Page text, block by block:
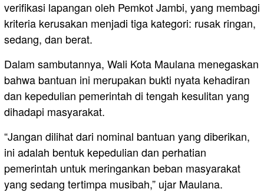
verifikasi lapangan oleh Pemkot Jambi, yang membagi
kriteria kerusakan menjadi tiga kategori: rusak ringan,
sedang, dan berat.
Dalam sambutannya, Wali Kota Maulana menegaskan
bahwa bantuan ini merupakan bukti nyata kehadiran
dan kepedulian pemerintah di tengah kesulitan yang
dihadapi masyarakat.
“Jangan dilihat dari nominal bantuan yang diberikan,
ini adalah bentuk kepedulian dan perhatian
pemerintah untuk meringankan beban masyarakat
yang sedang tertimpa musibah,” ujar Maulana.